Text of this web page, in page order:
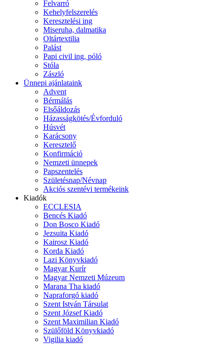
Felvarró
Kehelyfelszerelés
Keresztelési ing
Miseruha, dalmatika
Oltártextilia
Palást
Papi civil ing, póló
Stóla
Zászló
Ünnepi ajánlataink
Advent
Bérmálás
Elsőáldozás
Házasságkötés/Évforduló
Húsvét
Karácsony
Keresztelő
Konfirmáció
Nemzeti ünnepek
Papszentelés
Születésnap/Névnap
Akciós szentévi termékeink
Kiadók
ECCLESIA
Bencés Kiadó
Don Bosco Kiadó
Jezsuita Kiadó
Kairosz Kiadó
Korda Kiadó
Lazi Könyvkiadó
Magyar Kurír
Magyar Nemzeti Múzeum
Marana Tha kiadó
Napraforgó kiadó
Szent István Társulat
Szent József Kiadó
Szent Maximilian Kiadó
Szülőföld Könyvkiadó
Vigilia kiadó